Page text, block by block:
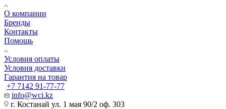
О компании
Бренды
Контакты
Помощь
Условия оплаты
Условия доставки
Гарантия на товар
+7 7142 91-77-77
info@wci.kz
г. Костанай ул. 1 мая 90/2 оф. 303